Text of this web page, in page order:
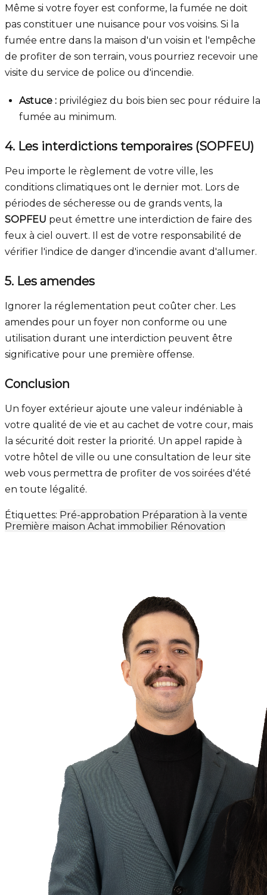
Même si votre foyer est conforme, la fumée ne doit
pas constituer une nuisance pour vos voisins. Si la
fumée entre dans la maison d'un voisin et l'empêche
de profiter de son terrain, vous pourriez recevoir une
visite du service de police ou d'incendie.
Astuce : privilégiez du bois bien sec pour réduire la
fumée au minimum.
4. Les interdictions temporaires (SOPFEU)
Peu importe le règlement de votre ville, les
conditions climatiques ont le dernier mot. Lors de
périodes de sécheresse ou de grands vents, la
SOPFEU peut émettre une interdiction de faire des
feux à ciel ouvert. Il est de votre responsabilité de
vérifier l'indice de danger d'incendie avant d'allumer.
5. Les amendes
Ignorer la réglementation peut coûter cher. Les
amendes pour un foyer non conforme ou une
utilisation durant une interdiction peuvent être
significative pour une première offense.
Conclusion
Un foyer extérieur ajoute une valeur indéniable à
votre qualité de vie et au cachet de votre cour, mais
la sécurité doit rester la priorité. Un appel rapide à
votre hôtel de ville ou une consultation de leur site
web vous permettra de profiter de vos soirées d'été
en toute légalité.
Étiquettes: Pré-approbation Préparation à la vente
Première maison Achat immobilier Rénovation